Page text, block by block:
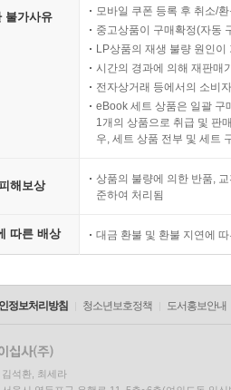
불가사유
모바일 쿠폰 등록 후 취소/
중고상품이 구매확정(자동
LP상품의 재생 불량 원인
시간의 경과에 의해 재판매
전자상거래 등에서의 소비
eBook 세트 상품은 일괄 구
1개의 상품으로 취급 및 판
우, 세트 상품 전부 및 세트
해보상
상품의 불량에 의한 반품,
준하여 처리됨
따른 배상 대금 환불 및 환불 지연에
정보처리방침 청소년보호정책 도서홍보안내
석환, 최세라